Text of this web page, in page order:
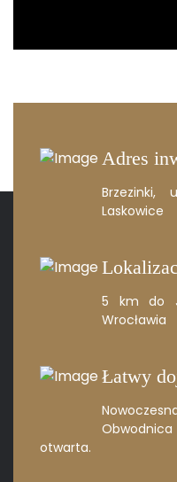
Adres
Brzezinki,
Laskowice
5 km do
Wrocławia
Łatwy
otwarta.